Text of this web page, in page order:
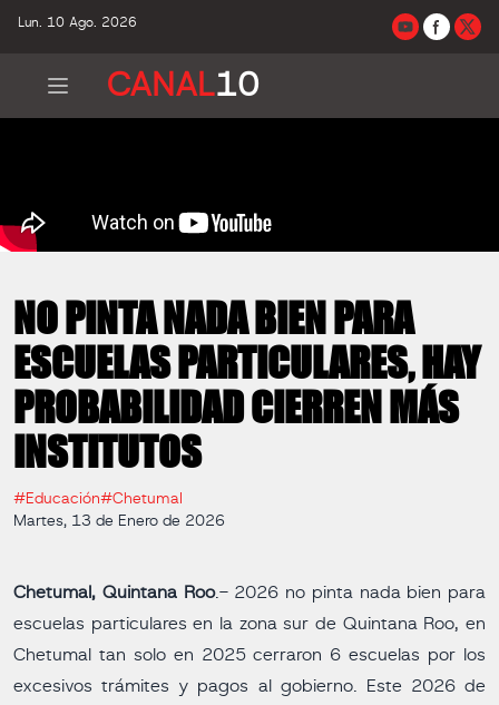
Lun. 10 Ago. 2026
CANAL10
NO PINTA NADA BIEN PARA
ESCUELAS PARTICULARES, HAY
PROBABILIDAD CIERREN MÁS
INSTITUTOS
#Educación#Chetumal
Martes, 13 de Enero de 2026
Chetumal, Quintana Roo.- 2026 no pinta nada bien para
escuelas particulares en la zona sur de Quintana Roo, en
Chetumal tan solo en 2025 cerraron 6 escuelas por los
excesivos trámites y pagos al gobierno. Este 2026 de